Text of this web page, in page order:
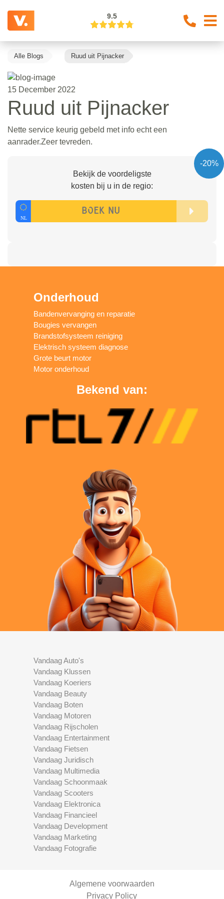
9.5
Alle Blogs Ruud uit Pijnacker
15 December 2022
Ruud uit Pijnacker
Nette service keurig gebeld met info echt een
aanrader.Zeer tevreden.
-20%
Bekijk de voordeligste
kosten bij u in de regio:
Onderhoud
Bandenvervanging en reparatie
Bougies vervangen
Brandstofsysteem reiniging
Elektrisch systeem diagnose
Grote beurt motor
Motor onderhoud
Bekend van:
Vandaag Auto's
Vandaag Klussen
Vandaag Koeriers
Vandaag Beauty
Vandaag Boten
Vandaag Motoren
Vandaag Rijscholen
Vandaag Entertainment
Vandaag Fietsen
Vandaag Juridisch
Vandaag Multimedia
Vandaag Schoonmaak
Vandaag Scooters
Vandaag Elektronica
Vandaag Financieel
Vandaag Development
Vandaag Marketing
Vandaag Fotografie
Algemene voorwaarden
Privacy Policy